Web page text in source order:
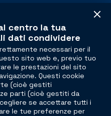
centro la tua
dati condividere
necessari per il
sito web e, previo tuo
le prestazioni del sito
Questi cookie
(cioè gestiti
parti (cioè gestiti da
se accettare tutti i
le tue preferenze per